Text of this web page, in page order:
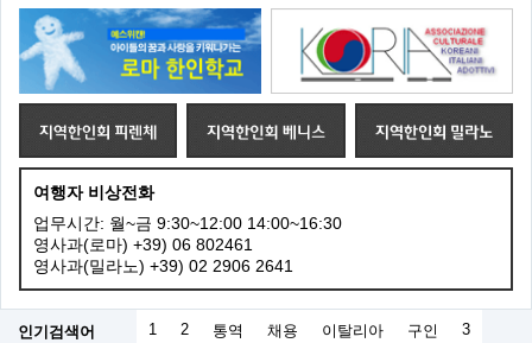
여행자 비상전화
업무시간: 월~금 9:30~12:00 14:00~16:30
영사과(로마) +39) 06 802461
영사과(밀라노) +39) 02 2906 2641
인기검색어 1 2 통역 채용 이탈리아 구인 3